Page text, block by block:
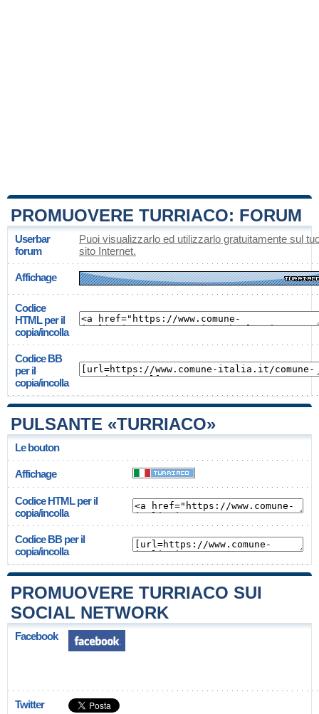
PROMUOVERE TURRIACO: FORUM
Userbar
forum
Puoi visualizzarlo ed utilizzarlo gratuitamente sul
sito Internet.
Affichage
Codice
HTML per il
copia/incolla
Codice BB
per il
copia/incolla
PULSANTE «TURRIACO»
Le bouton
Affichage
Codice HTML per il
copia/incolla
Codice BB per il
copia/incolla
PROMUOVERE TURRIACO SUI
SOCIAL NETWORK
Facebook
Twitter